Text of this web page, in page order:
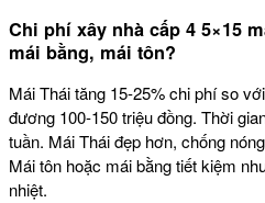
Chi phí xây nhà cấp 4 5×15
mái bằng, mái tôn?
Mái Thái tăng 15-25% chi phí so
đương 100-150 triệu đồng. Thời
tuần. Mái Thái đẹp hơn, chống
Mái tôn hoặc mái bằng tiết kiệm
nhiệt.